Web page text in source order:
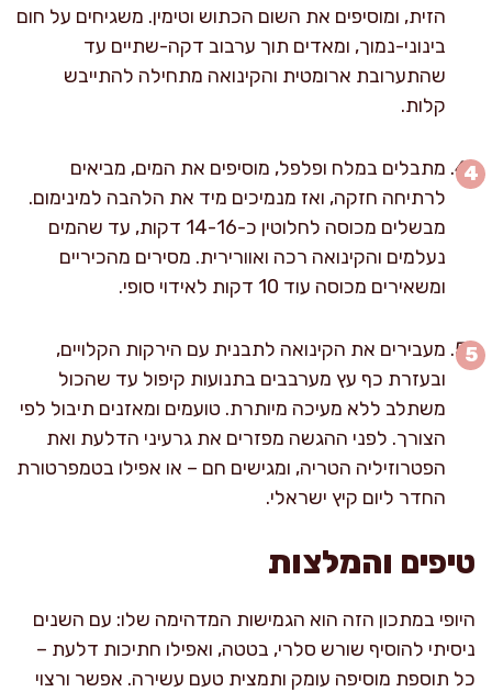
הזית, ומוסיפים את השום הכתוש וטימין. משגיחים על חום
בינוני-נמוך, ומאדים תוך ערבוב דקה-שתיים עד
שהתערובת ארומטית והקינואה מתחילה להתייבש
קלות.
מתבלים במלח ופלפל, מוסיפים את המים, מביאים
לרתיחה חזקה, ואז מנמיכים מיד את הלהבה למינימום.
מבשלים מכוסה לחלוטין כ-14-16 דקות, עד שהמים
נעלמים והקינואה רכה ואוורירית. מסירים מהכיריים
ומשאירים מכוסה עוד 10 דקות לאידוי סופי.
מעבירים את הקינואה לתבנית עם הירקות הקלויים,
ובעזרת כף עץ מערבבים בתנועות קיפול עד שהכול
משתלב ללא מעיכה מיותרת. טועמים ומאזנים תיבול לפי
הצורך. לפני ההגשה מפזרים את גרעיני הדלעת ואת
הפטרוזיליה הטריה, ומגישים חם – או אפילו בטמפרטורת
החדר ליום קיץ ישראלי.
טיפים והמלצות
היופי במתכון הזה הוא הגמישות המדהימה שלו: עם השנים
ניסיתי להוסיף שורש סלרי, בטטה, ואפילו חתיכות דלעת –
כל תוספת מוסיפה עומק ותמצית טעם עשירה. אפשר ורצוי